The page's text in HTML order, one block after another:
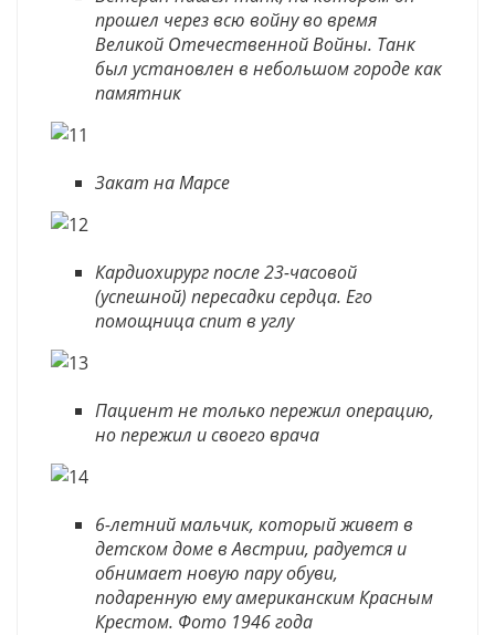
прошел через всю войну во время
Великой Отечественной Войны. Танк
был установлен в небольшом городе как
памятник
Закат на Марсе
Кардиохирург после 23-часовой
(успешной) пересадки сердца. Его
помощница спит в углу
Пациент не только пережил операцию,
но пережил и своего врача
6-летний мальчик, который живет в
детском доме в Австрии, радуется и
обнимает новую пару обуви,
подаренную ему американским Красным
Крестом. Фото 1946 года